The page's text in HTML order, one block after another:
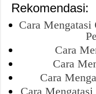
Rekomendasi:
Cara
Cara
Cara
Cara
Cara